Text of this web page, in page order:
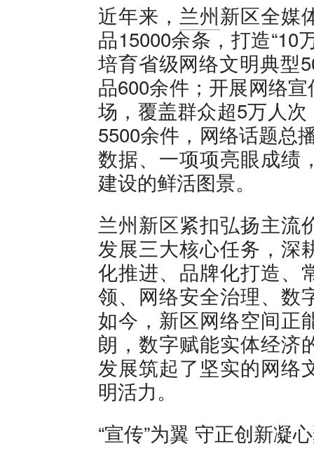
近年来， 兰州新区全媒
品15000余条，打造“10
培育省级网络文明典型
品600余件；开展网络
场，覆盖群众超5万人
5500余件，网络话题
数据、一项项亮眼成绩
建设的鲜活图景。
兰州新区紧扣弘扬主流
发展三大核心任务，深
化推进、品牌化打造、
领、网络安全治理、数
如今，新区网络空间正
朗，数字赋能实体经济
发展筑起了坚实的网络
明活力。
“宣传”为翼 守正创新凝